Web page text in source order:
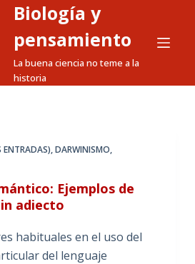
Biología y
pensamiento
La buena ciencia no teme a la
historia
ENTRADAS),DARWINISMO,
Ejemplos de
adiecto
habituales en el uso del
del lenguaje